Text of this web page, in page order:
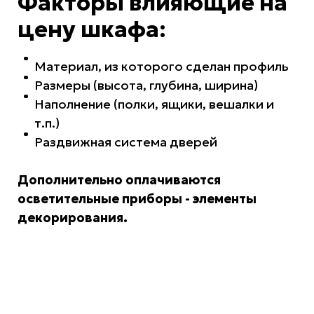
цену шкафа:
Материал, из которого сделан профиль
Размеры (высота, глубина, ширина)
Наполнение (полки, ящики, вешалки и
т.п.)
Раздвижная система дверей
Дополнительно оплачиваются
осветительные приборы - элементы
декорирования.